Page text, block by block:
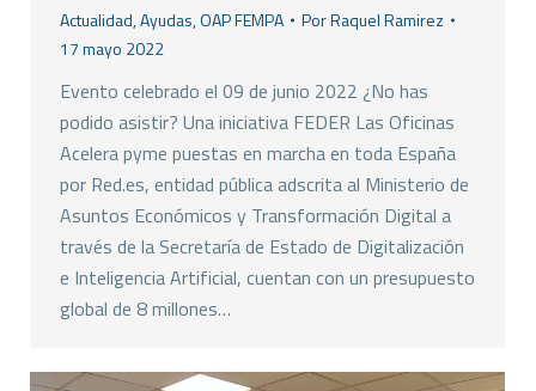
Actualidad,Ayudas,OAP FEMPA PorRaquel Ramirez
17 mayo 2022
Evento celebrado el 09 de junio 2022 ¿No has
podido asistir? Una iniciativa FEDER Las Oficinas
Acelera pyme puestas en marcha en toda España
por Red.es, entidad pública adscrita al Ministerio de
Asuntos Económicos y Transformación Digital a
través de la Secretaría de Estado de Digitalización
e Inteligencia Artificial, cuentan con un presupuesto
global de 8 millones…